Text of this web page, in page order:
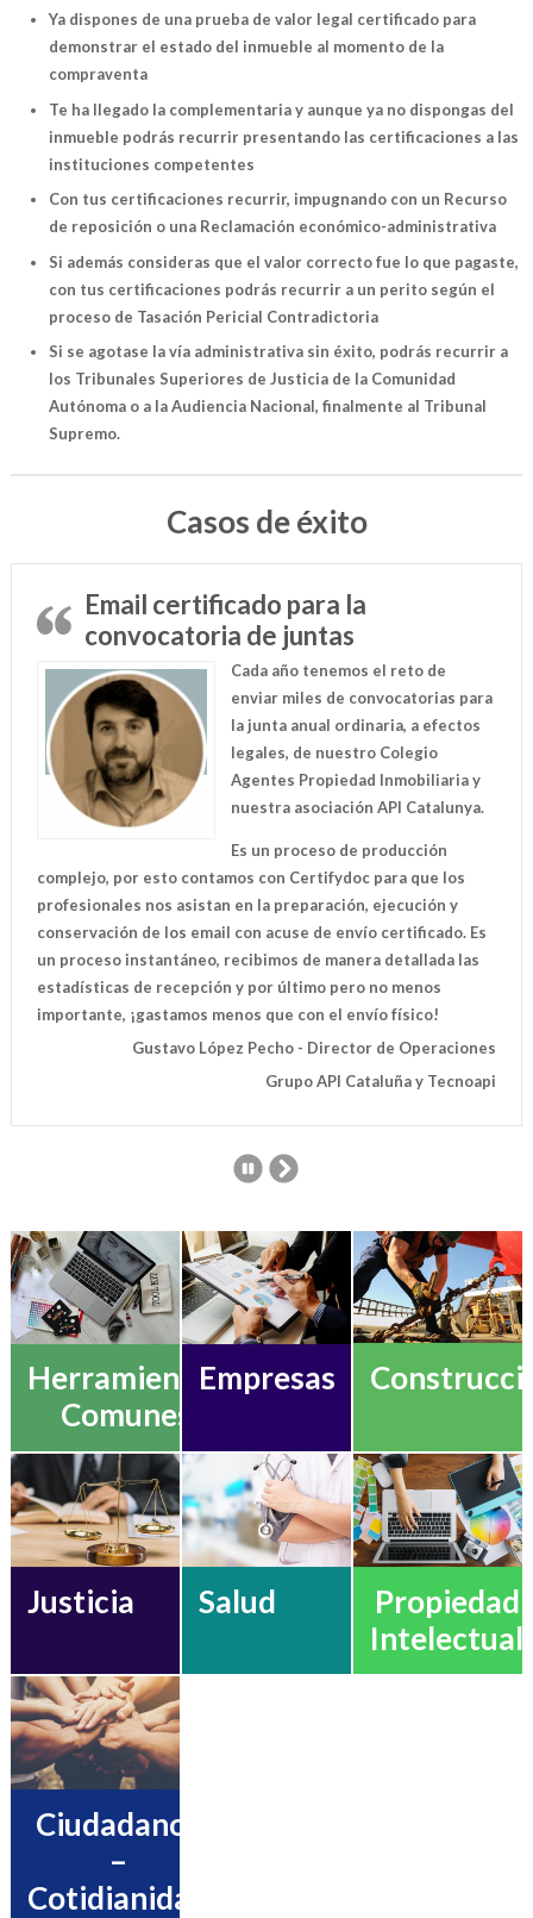
Ya dispones de una prueba de valor legal certificado para
demonstrar el estado del inmueble al momento de la
compraventa
Te ha llegado la complementaria y aunque ya no dispongas del
inmueble podrás recurrir presentando las certificaciones a las
instituciones competentes
Con tus certificaciones recurrir, impugnando con un Recurso
de reposición o una Reclamación económico-administrativa
Si además consideras que el valor correcto fue lo que pagaste,
con tus certificaciones podrás recurrir a un perito según el
proceso de Tasación Pericial Contradictoria
Si se agotase la vía administrativa sin éxito, podrás recurrir a
los Tribunales Superiores de Justicia de la Comunidad
Autónoma o a la Audiencia Nacional, finalmente al Tribunal
Supremo.
Casos de éxito
Email certificado para la
convocatoria de juntas
Cada año tenemos el reto de
enviar miles de convocatorias para
la junta anual ordinaria, a efectos
legales, de nuestro Colegio
Agentes Propiedad Inmobiliaria y
nuestra asociación API Catalunya.
Es un proceso de producción
complejo, por esto contamos con Certifydoc para que los
profesionales nos asistan en la preparación, ejecución y
conservación de los email con acuse de envío certificado. Es
un proceso instantáneo, recibimos de manera detallada las
estadísticas de recepción y por último pero no menos
importante, ¡gastamos menos que con el envío físico!
Gustavo López Pecho - Director de Operaciones
Grupo API Cataluña y Tecnoapi
Herramientas
Comunes
Empresas
Justicia Salud
Propiedad
Intelectual
Ciudadanos
–
Cotidianidad